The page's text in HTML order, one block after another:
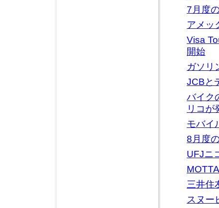
7月度
アメッ
Visa
開始
ガソリ
JCBと
バイク
リコが
モバイ
8月度
UFJニ
三井住
スヌー